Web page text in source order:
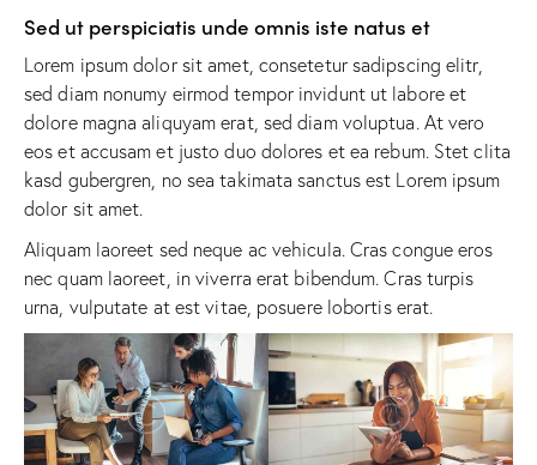
Sed ut perspiciatis unde omnis iste natus et
Lorem ipsum dolor sit amet, consetetur sadipscing elitr,
sed diam nonumy eirmod tempor invidunt ut labore et
dolore magna aliquyam erat, sed diam voluptua. At vero
eos et accusam et justo duo dolores et ea rebum. Stet clita
kasd gubergren, no sea takimata sanctus est Lorem ipsum
dolor sit amet.
Aliquam laoreet sed neque ac vehicula. Cras congue eros
nec quam laoreet, in viverra erat bibendum. Cras turpis
urna, vulputate at est vitae, posuere lobortis erat.